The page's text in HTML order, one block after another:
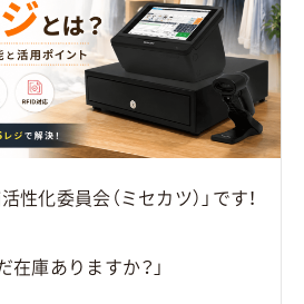
性化委員会（ミセカツ）」です！
在庫ありますか？」